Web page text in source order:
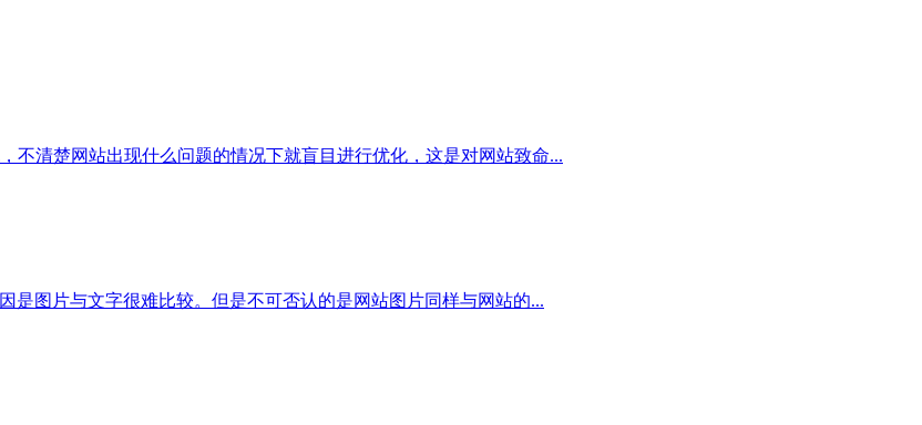
不清楚网站出现什么问题的情况下就盲目进行优化，这是对网站致命...
是图片与文字很难比较。但是不可否认的是网站图片同样与网站的...